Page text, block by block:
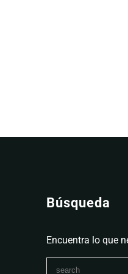
Búsqueda
Encuentra lo que